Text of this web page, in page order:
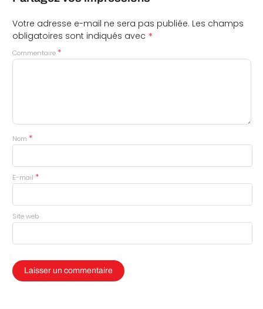
Votre adresse e-mail ne sera pas publiée. Les champs
obligatoires sont indiqués avec *
Commentaire *
Nom *
E-mail *
Site web